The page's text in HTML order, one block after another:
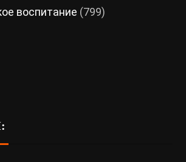
воспитание (799)